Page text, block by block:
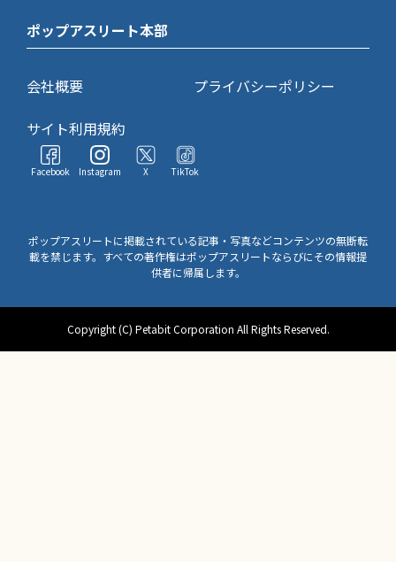
ポップアスリート本部
会社概要
プライバシーポリシー
サイト利用規約
Facebook Instagram X TikTok
ポップアスリートに掲載されている記事・写真などコンテンツの無断転
載を禁じます。すべての著作権はポップアスリートならびにその情報提
供者に帰属します。
Copyright (C) Petabit Corporation All Rights Reserved.